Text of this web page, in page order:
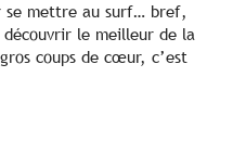
se mettre au surf… bref,
découvrir le meilleur de la
coups de cœur, c’est